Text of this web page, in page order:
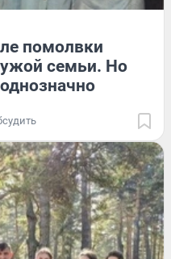
помолвки
семьи. Но